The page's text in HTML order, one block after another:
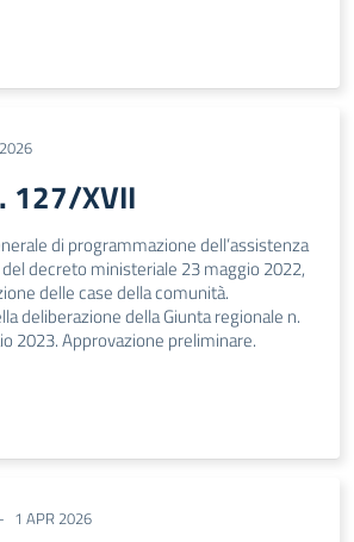
127/XVII
di programmazione dell’assistenza
decreto ministeriale 23 maggio 2022,
delle case della comunità.
deliberazione della Giunta regionale n.
2023. Approvazione preliminare.
1 APR 2026